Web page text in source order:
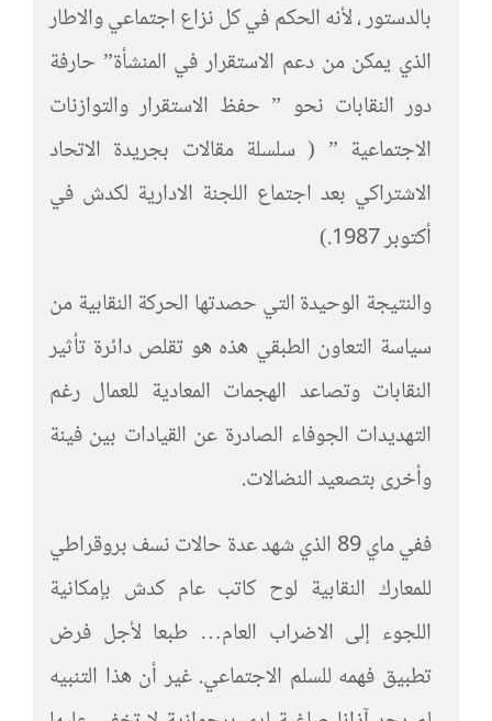
بالدستور ، لأنه الحكم في كل نزاع اجتماعي والاطار
الذي يمكن من دعم الاستقرار في المنشأة” حارفة
دور النقابات نحو ” حفظ الاستقرار والتوازنات
الاجتماعية ” ( سلسلة مقالات بجريدة الاتحاد
الاشتراكي بعد اجتماع اللجنة الادارية لكدش في
أكتوبر 1987.)
والنتيجة الوحيدة التي حصدتها الحركة النقابية من
سياسة التعاون الطبقي هذه هو تقلص دائرة تأثير
النقابات وتصاعد الهجمات المعادية للعمال رغم
التهديدات الجوفاء الصادرة عن القيادات بين فينة
وأخرى بتصعيد النضالات.
ففي ماي 89 الذي شهد عدة حالات نسف بروقراطي
للمعارك النقابية لوح كاتب عام كدش بإمكانية
اللجوء إلى الاضراب العام… طبعا لأجل فرض
تطبيق فهمه للسلم الاجتماعي. غير أن هذا التنبيه